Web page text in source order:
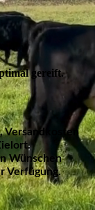
gereift.
Versandkosten
Wünschen
Verfügung.